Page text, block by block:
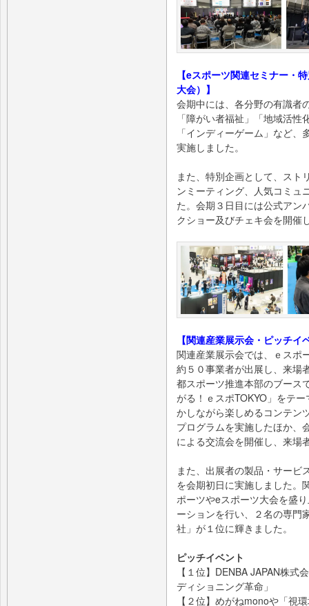
【eスポーツ関連セミナー・
大会）】
会期中には、各分野の有識者
「障がい者福祉」「地域活
「インディーゲーム」など
実施しました。
また、特別企画として、スト
ンミーティング、人気コミュ
た。会期３日目には公式アン
クショー及びチェキ会を開催
【関連産業展示会・ピッチイ
関連産業展示会では、ｅスポ
約５０事業者が出展し、来場
都スポーツ推進本部のブース
がる！ｅスポTOKYO」をテ
かしながら楽しめるコンテン
プログラムを実施したほか、
による交流会を開催し、来場
また、出展者の製品・サービ
を会期初日に実施しました。
ポーツやeスポーツ大会を盛
ーションを行い、２名の専門
社」が１位に輝きました。
ピッチイベント
【１位】DENBA JAPAN株
ディショニング革命」
【２位】めがねmonoや「視